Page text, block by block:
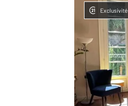
Exclusivité